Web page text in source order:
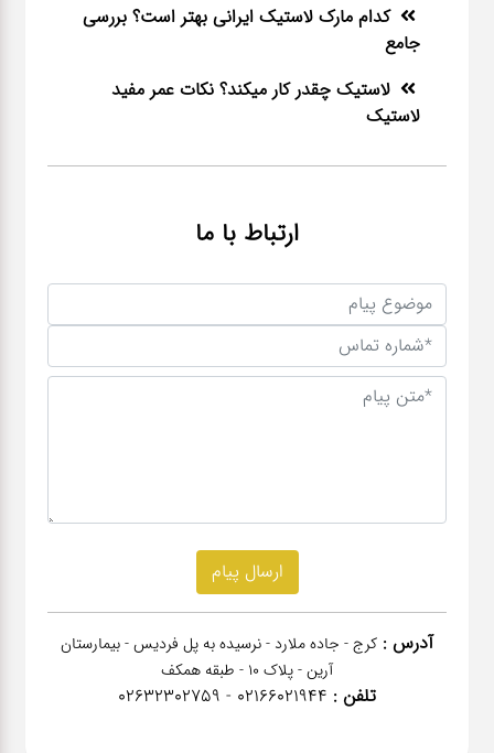
کدام مارک لاستیک ایرانی بهتر است؟ بررسی
جامع
لاستیک چقدر کار میکند؟ نکات عمر مفید
لاستیک
ارتباط با ما
آدرس : کرج - جاده ملارد - نرسیده به پل فردیس - بیمارستان
آرین - پلاک 10 - طبقه همکف
تلفن : 02166021944 - 02632302759